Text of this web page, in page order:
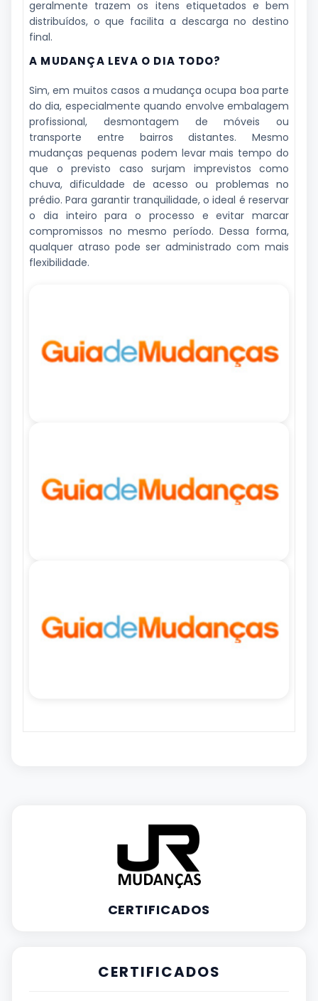
geralmente trazem os itens etiquetados e bem
distribuídos, o que facilita a descarga no destino
final.
A MUDANÇA LEVA O DIA TODO?
Sim, em muitos casos a mudança ocupa boa parte
do dia, especialmente quando envolve embalagem
profissional, desmontagem de móveis ou
transporte entre bairros distantes. Mesmo
mudanças pequenas podem levar mais tempo do
que o previsto caso surjam imprevistos como
chuva, dificuldade de acesso ou problemas no
prédio. Para garantir tranquilidade, o ideal é reservar
o dia inteiro para o processo e evitar marcar
compromissos no mesmo período. Dessa forma,
qualquer atraso pode ser administrado com mais
flexibilidade.
CERTIFICADOS
CERTIFICADOS